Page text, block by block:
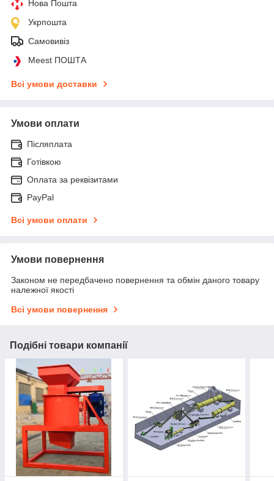
Нова Пошта
Укрпошта
Самовивіз
Meest ПОШТА
Всі умови доставки
Умови оплати
Післяплата
Готівкою
Оплата за реквізитами
PayPal
Всі умови оплати
Умови повернення
Законом не передбачено повернення та обмін даного товару
належної якості
Всі умови повернення
Подібні товари компанії